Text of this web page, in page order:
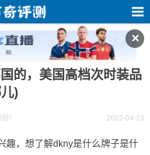
✕
的，美国高档次时装品
)
） 2022-04-23
趣，想了解dkny是什么牌子是什